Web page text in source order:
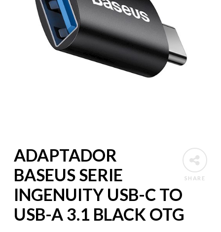
SHARE
ADAPTADOR
BASEUS SERIE
INGENUITY USB-C TO
USB-A 3.1 BLACK OTG